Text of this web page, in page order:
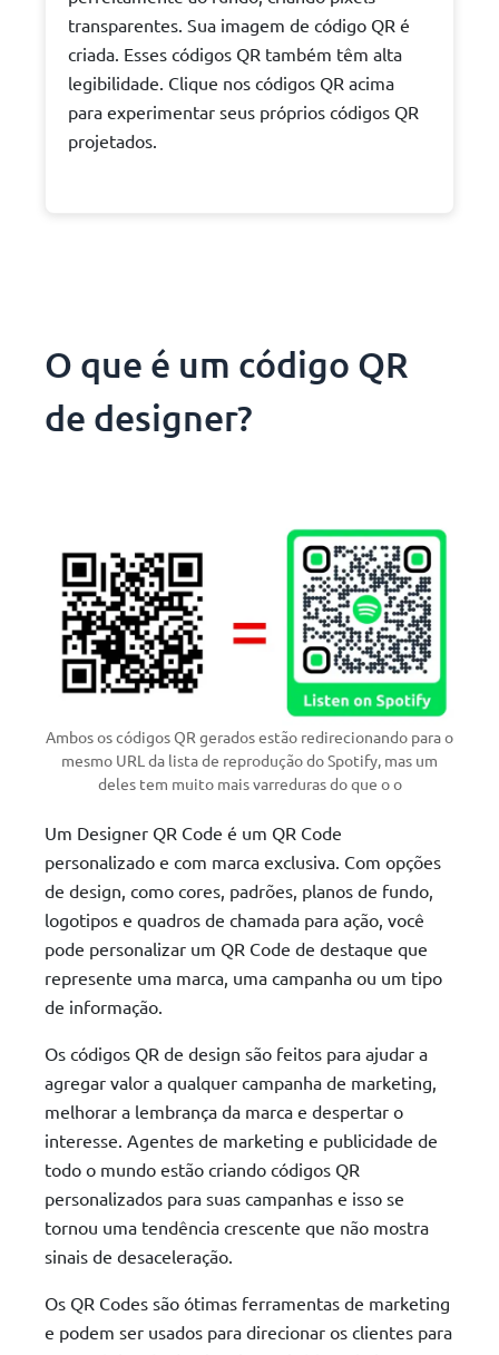
transparentes. Sua imagem de código QR é
criada. Esses códigos QR também têm alta
legibilidade. Clique nos códigos QR acima
para experimentar seus próprios códigos QR
projetados.
O que é um código QR
de designer?
Ambos os códigos QR gerados estão redirecionando para o
mesmo URL da lista de reprodução do Spotify, mas um
deles tem muito mais varreduras do que o o
Um Designer QR Code é um QR Code
personalizado e com marca exclusiva. Com opções
de design, como cores, padrões, planos de fundo,
logotipos e quadros de chamada para ação, você
pode personalizar um QR Code de destaque que
represente uma marca, uma campanha ou um tipo
de informação.
Os códigos QR de design são feitos para ajudar a
agregar valor a qualquer campanha de marketing,
melhorar a lembrança da marca e despertar o
interesse. Agentes de marketing e publicidade de
todo o mundo estão criando códigos QR
personalizados para suas campanhas e isso se
tornou uma tendência crescente que não mostra
sinais de desaceleração.
Os QR Codes são ótimas ferramentas de marketing
e podem ser usados para direcionar os clientes para